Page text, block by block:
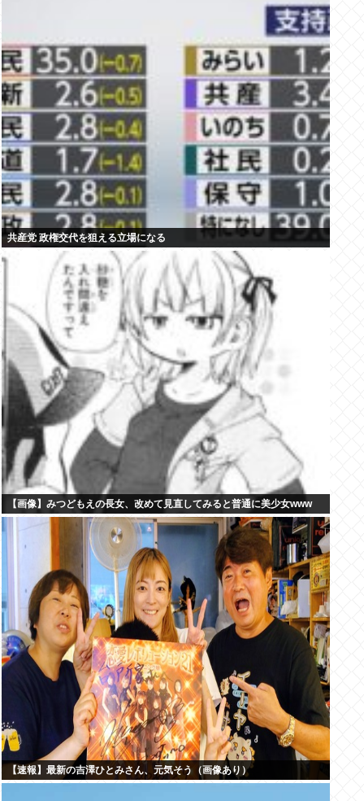
共産党 政権交代を狙える立場になる
【画像】みつどもえの長女、改めて見直してみると普通に美少女www
【速報】最新の吉澤ひとみさん、元気そう（画像あり）